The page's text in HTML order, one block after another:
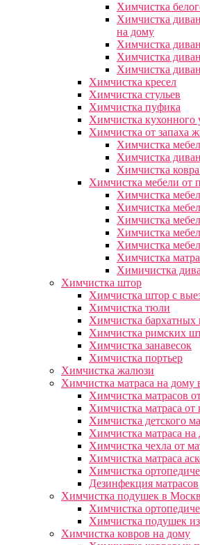
Химчистка
Химчистка
на дому
Химчистка
Химчистка
Химчистка
Химчистка кресел
Химчистка стульев
Химчистка пуфика
Химчистка кухонного
Химчистка от запаха
Химчистка
Химчистка
Химчистка ковра
Химчистка мебели от
Химчистка
Химчистка
Химчистка
Химчистка
Химчистка
Химчистка
Химичистка
Химчистка штор
Химчистка штор с
Химчистка тюли
Химчистка бархатных
Химчистка римских
Химчистка занавесок
Химчистка портьер
Химчистка жалюзи
Химчистка матраса на дому
Химчистка матрасов
Химчистка матраса от
Химчистка детского
Химчистка матраса
Химчистка чехла от
Химчистка матраса
Химчистка
Дезинфекция матрасов
Химчистка подушек в
Химчистка
Химчистка подушек
Химчистка ковров на дому